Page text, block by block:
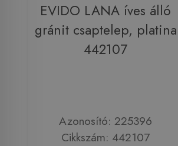
EVIDO LANA íves álló
gránit csaptelep, platina
442107
Azonosító: 225396
Cikkszám: 442107